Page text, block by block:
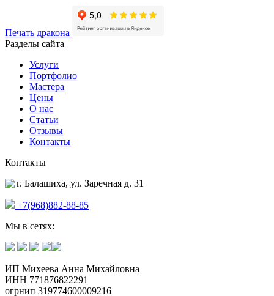
Печать дракона
Разделы сайта
Услуги
Портфолио
Мастера
Цены
О нас
Статьи
Отзывы
Контакты
Контакты
г. Балашиха, ул. Заречная д. 31
+7(968)882-88-85
Мы в сетях:
ИП Михеева Анна Михайловна
ИНН 771876822291
огрнип 319774600009216